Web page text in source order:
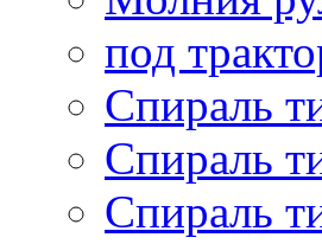
под
Спираль
Спираль
Спираль